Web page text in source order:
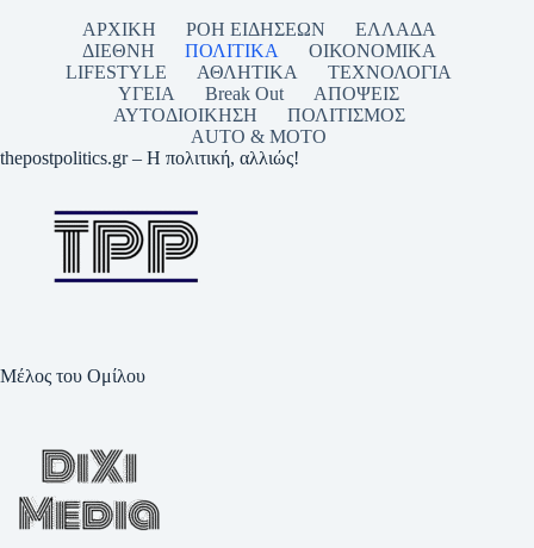
ΑΡΧΙΚΗ ΡΟΗ ΕΙΔΗΣΕΩΝ
ΕΛΛΑΔΑ
ΔΙΕΘΝΗ
ΠΟΛΙΤΙΚΑ
ΟΙΚΟΝΟΜΙΚΑ
LIFESTYLE
ΑΘΛΗΤΙΚΑ
ΤΕΧΝΟΛΟΓΙΑ
ΥΓΕΙΑ
Break Out
ΑΠΟΨΕΙΣ
ΑΥΤΟΔΙΟΙΚΗΣΗ
ΠΟΛΙΤΙΣΜΟΣ
AUTO & MOTO
thepostpolitics.gr – Η πολιτική, αλλιώς!
Μέλος του Ομίλου